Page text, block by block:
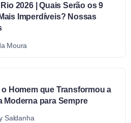
2026 | Quais Serão os 9
Imperdíveis? Nossas
Moura
Homem que Transformou a
Moderna para Sempre
Saldanha